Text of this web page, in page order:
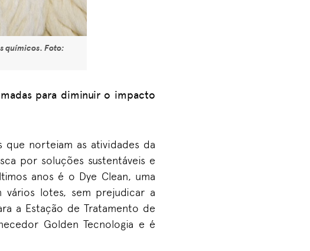
químicos. Foto:
para diminuir o impacto
que norteiam as atividades da
por soluções sustentáveis e
anos é o Dye Clean, uma
lotes, sem prejudicar a
a Estação de Tratamento de
Golden Tecnologia e é